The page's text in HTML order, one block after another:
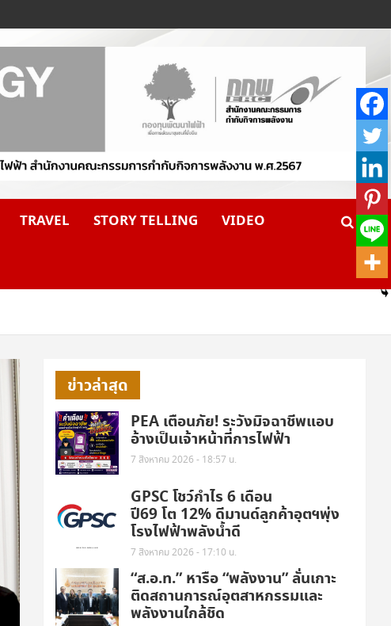
TRAVEL STORY TELLING VIDEO
ข่าวล่าสุด
PEA เตือนภัย! ระวังมิจฉาชีพแอบ
อ้างเป็นเจ้าหน้าที่การไฟฟ้า
7 สิงหาคม 2026 - 18:57 น.
GPSC โชว์กำไร 6 เดือน
ปี69 โต 12% ดีมานด์ลูกค้าอุตฯพุ่ง
โรงไฟฟ้าพลังน้ำดี
7 สิงหาคม 2026 - 17:10 น.
“ส.อ.ท.” หารือ “พลังงาน” ลั่นเกาะ
ติดสถานการณ์อุตสาหกรรมและ
พลังงานใกล้ชิด